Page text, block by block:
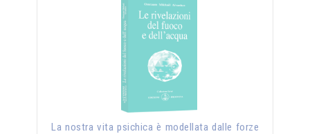
La nostra vita psichica è modellata dalle forze